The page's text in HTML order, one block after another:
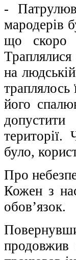
-
мародерів
що скоро
на
його
території.
було,
Про
Кожен з
обов’язок.
продовжив